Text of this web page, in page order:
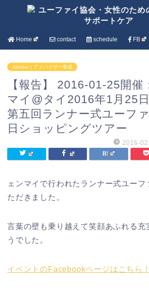
Home contact schedule FB
Adviser｜アドバイザー養成
【報告】 2016-01-25開催
マイ@タイ2016年1月25日
第五回ランナー式ユーフ
日ショッピングツアー
2016-
ェンマイで行われたランナー式ユーフ
ただきました。
言葉の壁も乗り越えて笑顔あふれる充
うでした。
イベントのFacebookページはこちら！